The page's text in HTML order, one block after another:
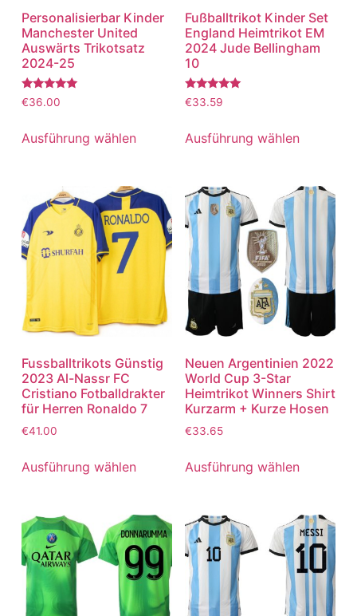
Personalisierbar Kinder
Manchester United
Auswärts Trikotsatz
2024-25
Bewertet
mit
von 5
€36.00
Ausführung wählen
Fußballtrikot Kinder Set
England Heimtrikot EM
2024 Jude Bellingham
10
Bewertet
mit
von 5
€33.59
Ausführung wählen
Fussballtrikots Günstig
2023 Al-Nassr FC
Cristiano Fotballdrakter
für Herren Ronaldo 7
€41.00
Ausführung wählen
Neuen Argentinien 2022
World Cup 3-Star
Heimtrikot Winners Shirt
Kurzarm + Kurze Hosen
€33.65
Ausführung wählen